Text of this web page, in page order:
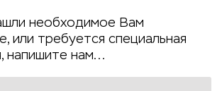
необходимое Вам
или требуется специальная
напишите нам...